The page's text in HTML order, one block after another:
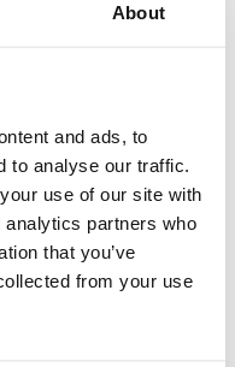
About
and ads, to
to analyse our traffic.
use of our site with
partners who
that you’ve
from your use